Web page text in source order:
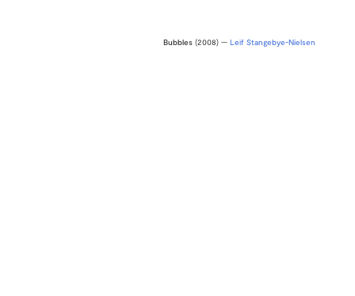
Bubbles (2008) — Leif Stangebye-Nielsen